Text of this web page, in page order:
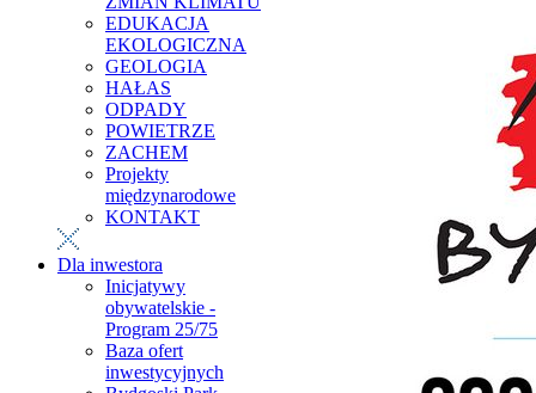
EDUKACJA
EKOLOGICZNA
GEOLOGIA
HAŁAS
ODPADY
POWIETRZE
ZACHEM
Projekty
międzynarodowe
KONTAKT
Dla inwestora
Inicjatywy
obywatelskie -
Program 25/75
Baza ofert
inwestycyjnych